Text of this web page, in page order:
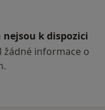
k dispozici
žádné informace o